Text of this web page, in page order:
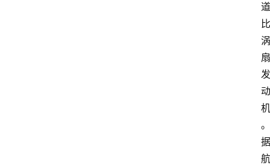
道
比
涡
扇
发
动
机
。
据
航